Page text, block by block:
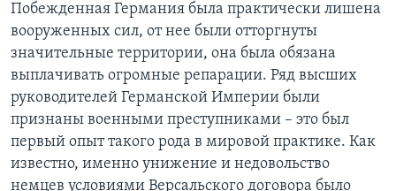
Побежденная Германия была практически лишена
вооруженных сил, от нее были отторгнуты
значительные территории, она была обязана
выплачивать огромные репарации. Ряд высших
руководителей Германской Империи были
признаны военными преступниками – это был
первый опыт такого рода в мировой практике. Как
известно, именно унижение и недовольство
немцев условиями Версальского договора было